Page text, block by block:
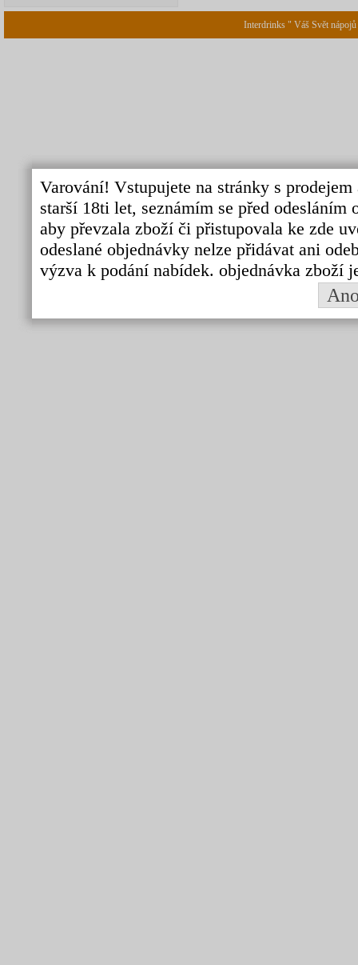
Interdrinks " Váš Svět
Varování! Vstupujete na stránky s
starší 18ti let, seznámím se před
aby převzala zboží či přistupovala ke zde
odeslané objednávky nelze přidávat ani
výzva k podání nabídek. objednávka zboží